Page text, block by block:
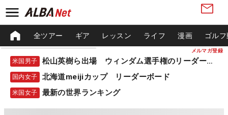
メルマガ登録
全ツアー ギア レッスン ライフ 漫画 ゴル
米国男子 松山英樹ら出場 ウィンダム選手権のリーダーボード
国内女子 北海道meijiカップ リーダーボード
米国女子 最新の世界ランキング